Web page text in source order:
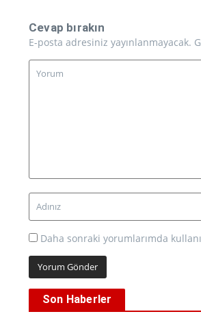
Cevap bırakın
E-posta adresiniz yayınlanmayacak.
Daha sonraki yorumlarımda
Son Haberler